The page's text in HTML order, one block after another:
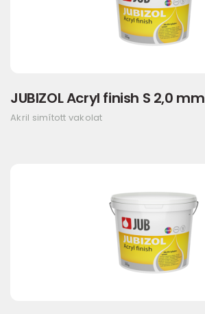
JUBIZOL Acryl finish S 2,0 mm
Akril simított vakolat